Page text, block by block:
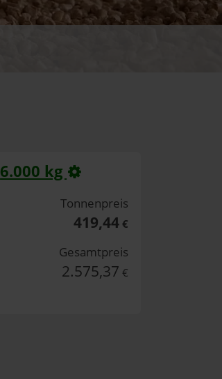
6.000 kg
Tonnenpreis
419,44€
Gesamtpreis
2.575,37 €